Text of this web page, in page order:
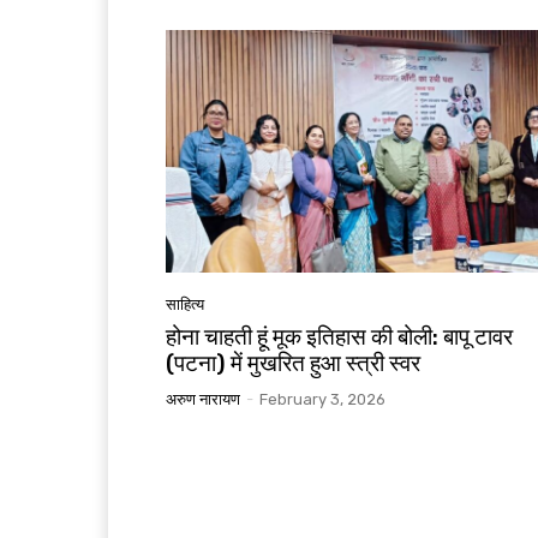
साहित्य
होना चाहती हूं मूक इतिहास की बोली: बापू टावर
(पटना) में मुखरित हुआ स्त्री स्वर
अरुण नारायण - February 3, 2026